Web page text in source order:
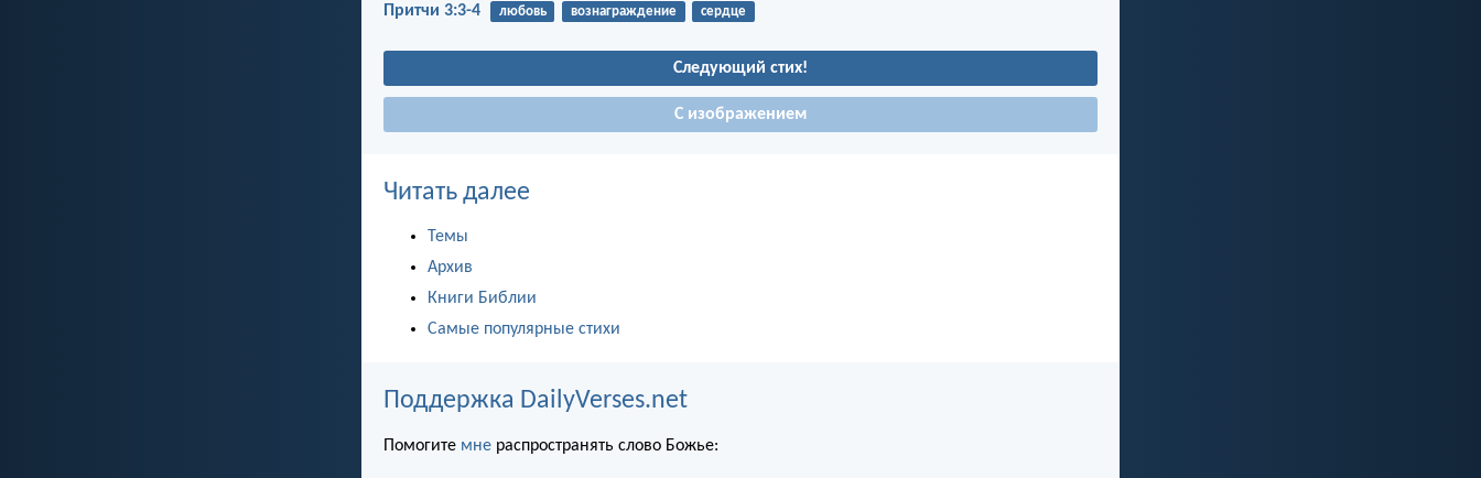
Притчи 3:3-4 любовь вознаграждение сердце
Следующий стих!
С изображением
Читать далее
Темы
Архив
Книги Библии
Самые популярные стихи
Поддержка DailyVerses.net
Помогите мне распространять слово Божье: